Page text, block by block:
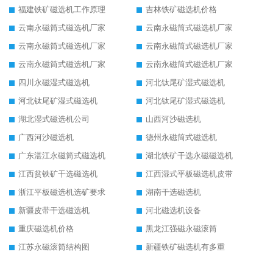
福建铁矿磁选机工作原理
吉林铁矿磁选机价格
云南永磁筒式磁选机厂家
云南永磁筒式磁选机厂家
云南永磁筒式磁选机厂家
云南永磁筒式磁选机厂家
云南永磁筒式磁选机厂家
云南永磁筒式磁选机厂家
四川永磁湿式磁选机
河北钛尾矿湿式磁选机
河北钛尾矿湿式磁选机
河北钛尾矿湿式磁选机
湖北湿式磁选机公司
山西河沙磁选机
广西河沙磁选机
德州永磁筒式磁选机
广东湛江永磁筒式磁选机
湖北铁矿干选永磁磁选机
江西贫铁矿干选磁选机
江西湿式平板磁选机皮带
浙江平板磁选机选矿要求
湖南干选磁选机
新疆皮带干选磁选机
河北磁选机设备
重庆磁选机价格
黑龙江强磁永磁滚筒
江苏永磁滚筒结构图
新疆铁矿磁选机有多重